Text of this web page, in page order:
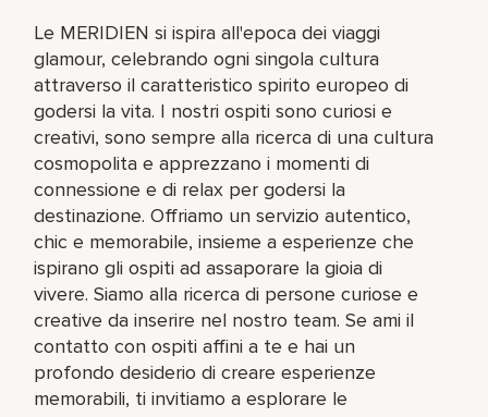
Le MERIDIEN si ispira all'epoca dei viaggi
glamour, celebrando ogni singola cultura
attraverso il caratteristico spirito europeo di
godersi la vita. I nostri ospiti sono curiosi e
creativi, sono sempre alla ricerca di una cultura
cosmopolita e apprezzano i momenti di
connessione e di relax per godersi la
destinazione. Offriamo un servizio autentico,
chic e memorabile, insieme a esperienze che
ispirano gli ospiti ad assaporare la gioia di
vivere. Siamo alla ricerca di persone curiose e
creative da inserire nel nostro team. Se ami il
contatto con ospiti affini a te e hai un
profondo desiderio di creare esperienze
memorabili, ti invitiamo a esplorare le